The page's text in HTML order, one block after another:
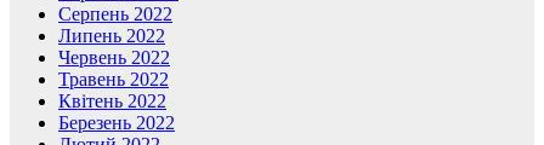
Серпень 2022
Липень 2022
Червень 2022
Травень 2022
Квітень 2022
Березень 2022